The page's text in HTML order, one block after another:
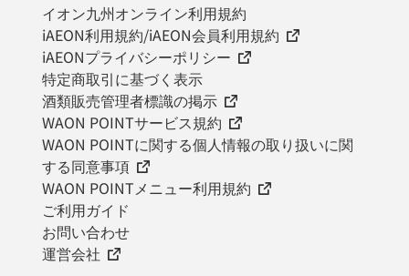
イオン九州オンライン利用規約
iAEON利用規約/iAEON会員利用規約
iAEONプライバシーポリシー
特定商取引に基づく表示
酒類販売管理者標識の掲示
WAON POINTサービス規約
WAON POINTに関する個人情報の取り扱いに関
する同意事項
WAON POINTメニュー利用規約
ご利用ガイド
お問い合わせ
運営会社